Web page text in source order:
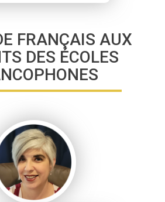
FRANÇAIS AUX
DES ÉCOLES